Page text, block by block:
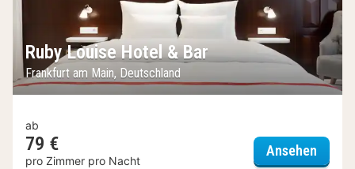
Ruby Louise Hotel & Bar
Frankfurt am Main, Deutschland
ab
79 €
pro Zimmer pro Nacht
Ansehen